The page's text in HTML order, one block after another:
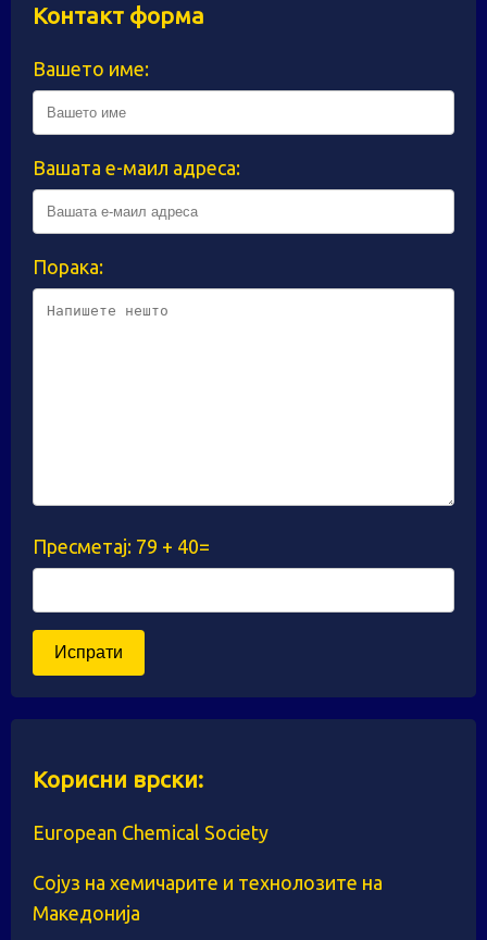
Контакт форма
Вашето име:
Вашата е-маил адреса:
Порака:
Пресметај: 79 + 40=
Корисни врски:
European Chemical Society
Сојуз на хемичарите и технолозите на
Македонија